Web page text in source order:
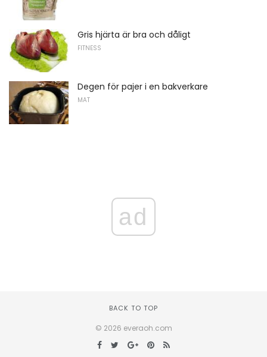
Gris hjärta är bra och dåligt
FITNESS
Degen för pajer i en bakverkare
MAT
ad
BACK TO TOP
© 2026 everaoh.com